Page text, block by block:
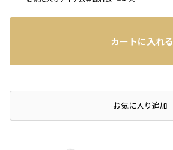
カートに入れる
店頭在庫を確認するお気に入り追加